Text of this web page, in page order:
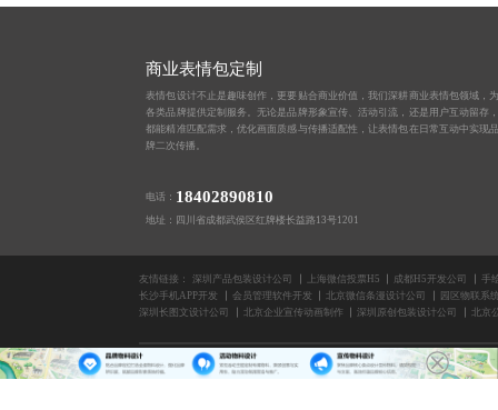
商业表情包定制
表情包设计不止是趣味创作，更要贴合商业价值，我们深耕商业表情包领域，
各类品牌提供定制服务。无论是品牌形象宣传、活动引流，还是用户互动留存
都能精准匹配需求，优化画面质感与传播适配性，让表情包在日常互动中实现
牌二次传播。
电话： 18402890810
地址：四川省成都武侯区红牌楼长益路13号1201
友情链接： 深圳产品包装设计公司 上海微信投票H5 成都H5开发公司
手
长沙手机APP开发
会员管理软件开发 北京微信条漫设计公司
园区物联系
深圳长图文设计公司
北京企业宣传动画制作 深圳原创包装设计公司 北京
版权所有2014-2025 成都蓝橙互动科技有限公司